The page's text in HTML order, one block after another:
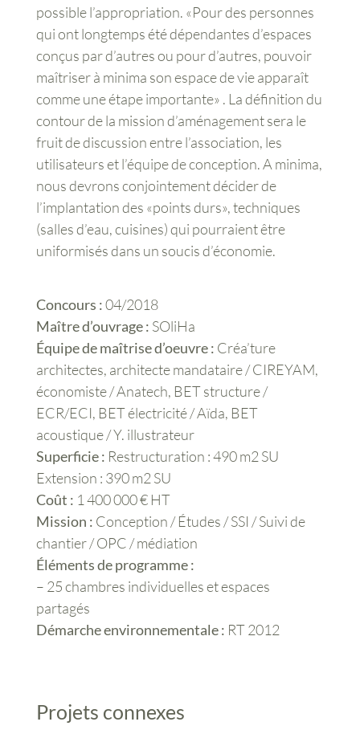
possible l’appropriation. «Pour des personnes
qui ont longtemps été dépendantes d’espaces
conçus par d’autres ou pour d’autres, pouvoir
maîtriser à minima son espace de vie apparaît
comme une étape importante» . La définition du
contour de la mission d’aménagement sera le
fruit de discussion entre l’association, les
utilisateurs et l’équipe de conception. A minima,
nous devrons conjointement décider de
l’implantation des «points durs», techniques
(salles d’eau, cuisines) qui pourraient être
uniformisés dans un soucis d’économie.
Concours :04/2018
Maître d’ouvrage : SOliHa
Équipe de maîtrise d’oeuvre : Créa’ture
architectes, architecte mandataire / CIREYAM,
économiste / Anatech, BET structure /
ECR/ECI, BET électricité / Aïda, BET
acoustique / Y. illustrateur
Superficie : Restructuration : 490 m2 SU
Extension : 390 m2 SU
Coût : 1 400 000 € HT
Mission : Conception / Études / SSI / Suivi de
chantier / OPC / médiation
Éléments de programme :
– 25 chambres individuelles et espaces
partagés
Démarche environnementale : RT 2012
Projets connexes